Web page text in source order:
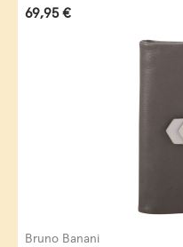
Regulärer Preis:
69,95 €
Bruno Banani